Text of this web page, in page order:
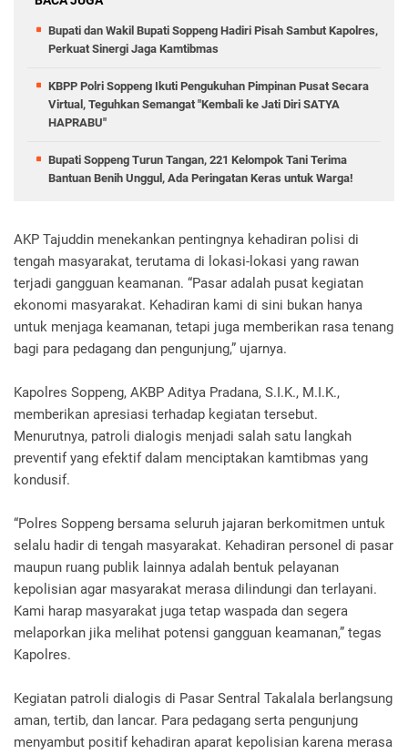
Bupati dan Wakil Bupati Soppeng Hadiri Pisah Sambut Kapolres,
Perkuat Sinergi Jaga Kamtibmas
KBPP Polri Soppeng Ikuti Pengukuhan Pimpinan Pusat Secara
Virtual, Teguhkan Semangat "Kembali ke Jati Diri SATYA
HAPRABU"
Bupati Soppeng Turun Tangan, 221 Kelompok Tani Terima
Bantuan Benih Unggul, Ada Peringatan Keras untuk Warga!
AKP Tajuddin menekankan pentingnya kehadiran polisi di
tengah masyarakat, terutama di lokasi-lokasi yang rawan
terjadi gangguan keamanan. “Pasar adalah pusat kegiatan
ekonomi masyarakat. Kehadiran kami di sini bukan hanya
untuk menjaga keamanan, tetapi juga memberikan rasa tenang
bagi para pedagang dan pengunjung,” ujarnya.
Kapolres Soppeng, AKBP Aditya Pradana, S.I.K., M.I.K.,
memberikan apresiasi terhadap kegiatan tersebut.
Menurutnya, patroli dialogis menjadi salah satu langkah
preventif yang efektif dalam menciptakan kamtibmas yang
kondusif.
“Polres Soppeng bersama seluruh jajaran berkomitmen untuk
selalu hadir di tengah masyarakat. Kehadiran personel di pasar
maupun ruang publik lainnya adalah bentuk pelayanan
kepolisian agar masyarakat merasa dilindungi dan terlayani.
Kami harap masyarakat juga tetap waspada dan segera
melaporkan jika melihat potensi gangguan keamanan,” tegas
Kapolres.
Kegiatan patroli dialogis di Pasar Sentral Takalala berlangsung
aman, tertib, dan lancar. Para pedagang serta pengunjung
menyambut positif kehadiran aparat kepolisian karena merasa